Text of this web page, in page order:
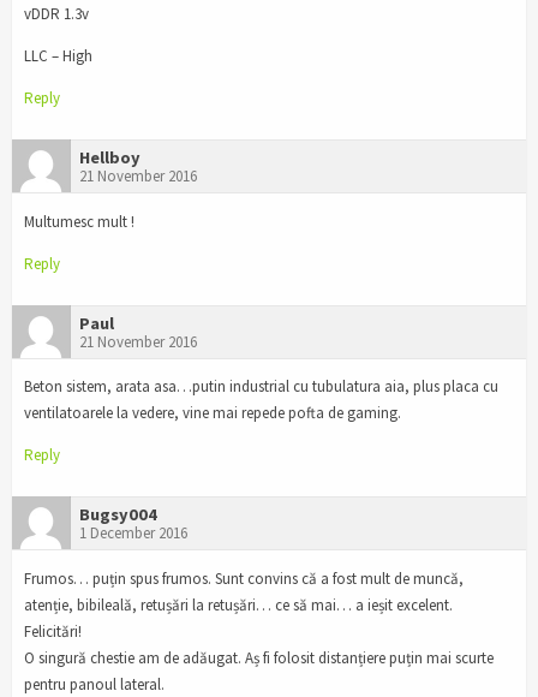
vDDR 1.3v
LLC – High
Reply
Hellboy
21 November 2016
Multumesc mult !
Reply
Paul
21 November 2016
Beton sistem, arata asa…putin industrial cu tubulatura aia, plus placa cu
ventilatoarele la vedere, vine mai repede pofta de gaming.
Reply
Bugsy004
1 December 2016
Frumos… puțin spus frumos. Sunt convins că a fost mult de muncă,
atenție, bibileală, retușări la retușări… ce să mai… a ieșit excelent.
Felicitări!
O singură chestie am de adăugat. Aș fi folosit distanțiere puțin mai scurte
pentru panoul lateral.